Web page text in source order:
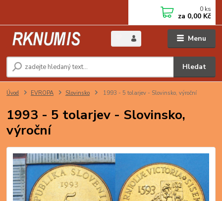
Menu
Hledat
0 ks
za 0,00 Kč
Úvod EVROPA Slovinsko 1993 - 5 tolarjev - Slovinsko, výroční
1993 - 5 tolarjev - Slovinsko,
výroční